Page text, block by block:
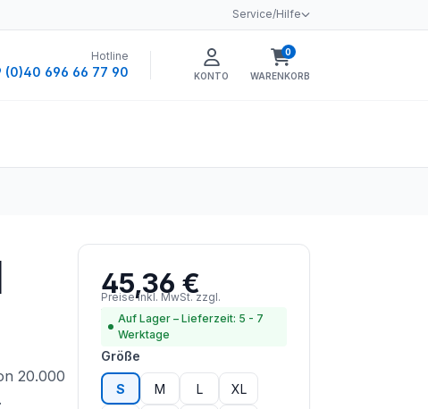
Service/Hilfe
Hotline
(0)40 696 66 77 90 KONTO
0
WARENKORB
Warenkorb enthält
20.000
Regulärer Preis:
45,36 €
Preise inkl. MwSt. zzgl.
Versandkosten
Auf Lager – Lieferzeit: 5 - 7
Werktage
Größe
S M L XL